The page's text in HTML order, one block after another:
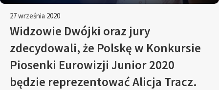
27 września 2020
Widzowie Dwójki oraz jury
zdecydowali, że Polskę w Konkursie
Piosenki Eurowizji Junior 2020
będzie reprezentować Alicja Tracz.